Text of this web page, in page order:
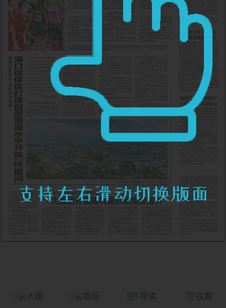
大图 版面 导读 往期